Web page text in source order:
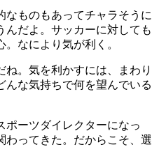
なものもあってチャラそうに
んだよ。サッカーに対しても
なにより気が利く。
ね。気を利かすには、まわり
んな気持ちで何を望んでいる
ポーツダイレクターになっ
わってきた。だからこそ、選